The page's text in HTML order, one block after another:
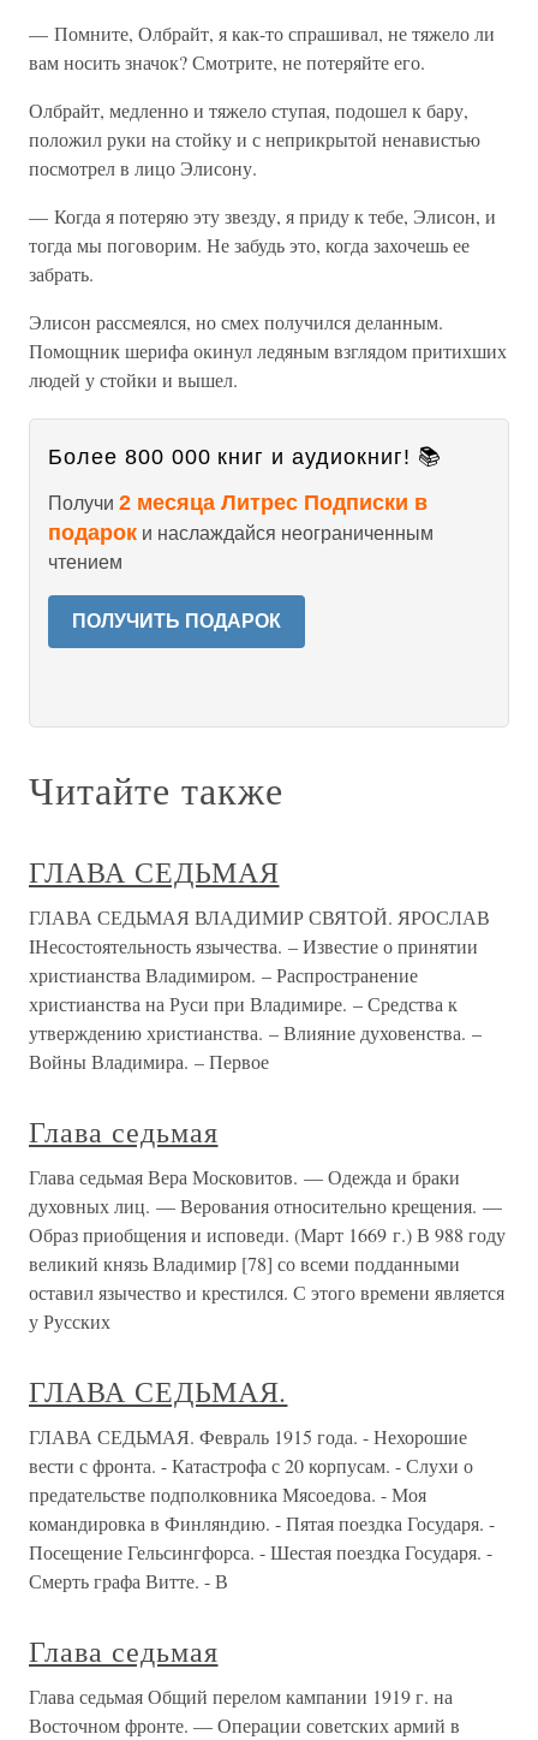
— Помните, Олбрайт, я как-то спрашивал, не тяжело ли
вам носить значок? Смотрите, не потеряйте его.
Олбрайт, медленно и тяжело ступая, подошел к бару,
положил руки на стойку и с неприкрытой ненавистью
посмотрел в лицо Элисону.
— Когда я потеряю эту звезду, я приду к тебе, Элисон, и
тогда мы поговорим. Не забудь это, когда захочешь ее
забрать.
Элисон рассмеялся, но смех получился деланным.
Помощник шерифа окинул ледяным взглядом притихших
людей у стойки и вышел.
Более 800 000 книг и аудиокниг! 📚
Получи 2 месяца Литрес Подписки в
подарок и наслаждайся неограниченным
чтением
ПОЛУЧИТЬ ПОДАРОК
Читайте также
ГЛАВА СЕДЬМАЯ
ГЛАВА СЕДЬМАЯ ВЛАДИМИР СВЯТОЙ. ЯРОСЛАВ
IНесостоятельность язычества. – Известие о принятии
христианства Владимиром. – Распространение
христианства на Руси при Владимире. – Средства к
утверждению христианства. – Влияние духовенства. –
Войны Владимира. – Первое
Глава седьмая
Глава седьмая Вера Московитов. — Одежда и браки
духовных лиц. — Верования относительно крещения. —
Образ приобщения и исповеди. (Март 1669 г.) В 988 году
великий князь Владимир [78] со всеми подданными
оставил язычество и крестился. С этого времени является
у Русских
ГЛАВА СЕДЬМАЯ.
ГЛАВА СЕДЬМАЯ. Февраль 1915 года. - Нехорошие
вести с фронта. - Катастрофа с 20 корпусам. - Слухи о
предательстве подполковника Мясоедова. - Моя
командировка в Финляндию. - Пятая поездка Государя. -
Посещение Гельсингфорса. - Шестая поездка Государя. -
Смерть графа Витте. - В
Глава седьмая
Глава седьмая Общий перелом кампании 1919 г. на
Восточном фронте. — Операции советских армий в